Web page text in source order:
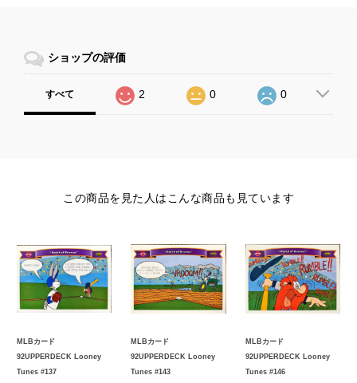
ショップの評価
すべて 2 0 0
この商品を見た人はこんな商品も見ています
MLBカード
92UPPERDECK Looney
Tunes #137
MLBカード
92UPPERDECK Looney
Tunes #143
MLBカード
92UPPERDECK Looney
Tunes #146